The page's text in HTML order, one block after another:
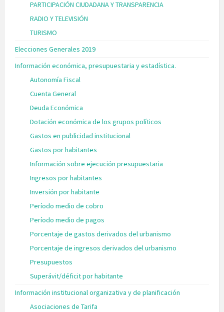
PARTICIPACIÓN CIUDADANA Y TRANSPARENCIA
RADIO Y TELEVISIÓN
TURISMO
Elecciones Generales 2019
Información económica, presupuestaria y estadística.
Autonomía Fiscal
Cuenta General
Deuda Económica
Dotación económica de los grupos políticos
Gastos en publicidad institucional
Gastos por habitantes
Información sobre ejecución presupuestaria
Ingresos por habitantes
Inversión por habitante
Período medio de cobro
Período medio de pagos
Porcentaje de gastos derivados del urbanismo
Porcentaje de ingresos derivados del urbanismo
Presupuestos
Superávit/déficit por habitante
Información institucional organizativa y de planificación
Asociaciones de Tarifa